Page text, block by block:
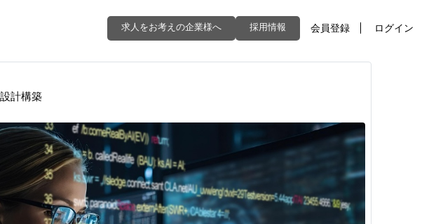
求人をお考えの企業様へ 採用情報 会員登録 ログイン
計構築